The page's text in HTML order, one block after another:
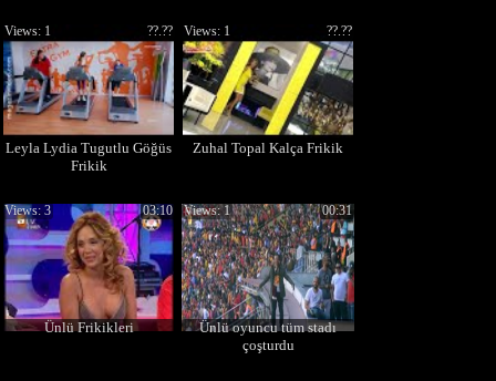
Leyla Lydia Tugutlu Göğüs
Frikik
??.??
Views: 1
Zuhal Topal Kalça Frikik
??.??
Views: 1
Ünlü Frikikleri
03:10
Views: 3
Ünlü oyuncu tüm stadı
çoşturdu
00:31
Views: 1